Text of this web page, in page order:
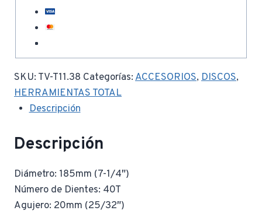
SKU: TV-T11.38 Categorías:ACCESORIOS, DISCOS,
HERRAMIENTAS TOTAL
Descripción
Descripción
Diámetro: 185mm (7-1/4″)
Número de Dientes: 40T
Agujero: 20mm (25/32″)